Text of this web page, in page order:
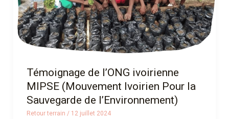
Témoignage de l’ONG ivoirienne
MIPSE (Mouvement Ivoirien Pour la
Sauvegarde de l’Environnement)
Retour terrain / 12 juillet 2024
Pour
la
Sauvegarde